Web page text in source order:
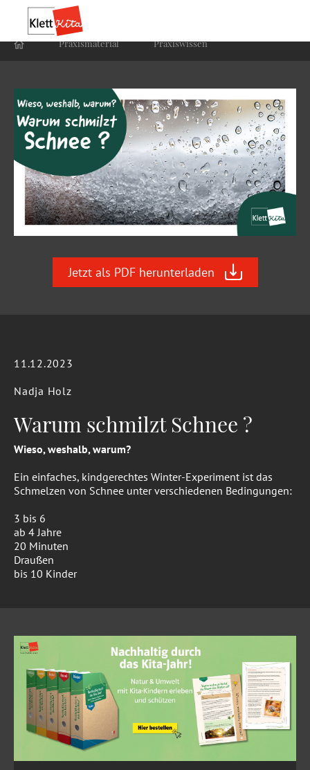
Praxis­material Praxis­wissen
Jetzt als PDF herunterladen
11.12.2023
Nadja Holz
Warum schmilzt Schnee ?
Wieso, weshalb, warum?
Ein einfaches, kindgerechtes Winter-Experiment ist das
Schmelzen von Schnee unter verschiedenen Bedingungen:
3 bis 6
ab 4 Jahre
20 Minuten
Draußen
bis 10 Kinder